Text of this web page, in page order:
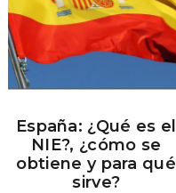
España: ¿Qué es el
NIE?, ¿cómo se
obtiene y para qué
sirve?